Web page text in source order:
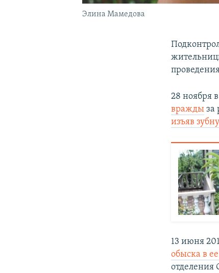
Элина Мамедова
28 ноября
вражды за
изъяв
13 июня
обыска в
отделения